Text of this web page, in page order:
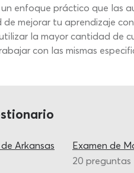
enfoque práctico que las
mejorar tu aprendizaje
la mayor cantidad de
con las mismas
Arkansas
Examen de
20 preguntas